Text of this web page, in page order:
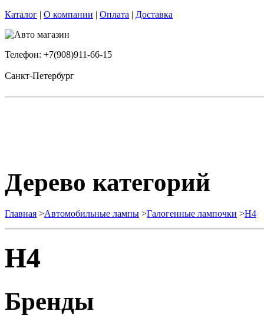
Каталог | О компании | Оплата | Доставка
Телефон: +7(908)911-66-15
Санкт-Петербург
Дерево категорий
Главная >Автомобильные лампы >Галогенные лампочки >H4
H4
Бренды